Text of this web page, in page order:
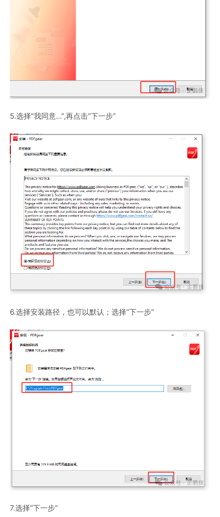
5.选择“我同意...”,再点击“下一步”
6.选择安装路径，也可以默认；选择“下一步”
7.选择“下一步”